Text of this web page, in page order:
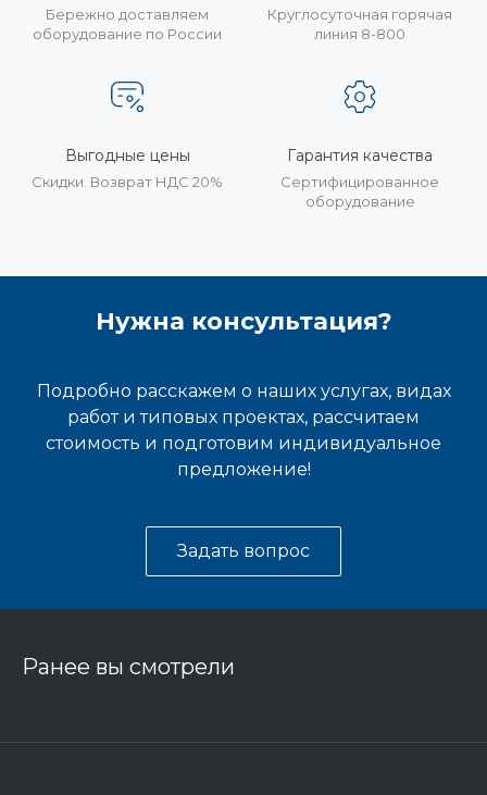
Бережно доставляем
оборудование по России
Круглосуточная горячая
линия 8-800
Выгодные цены
Скидки. Возврат НДС 20%
Гарантия качества
Сертифицированное
оборудование
Нужна консультация?
Подробно расскажем о наших услугах, видах
работ и типовых проектах, рассчитаем
стоимость и подготовим индивидуальное
предложение!
Задать вопрос
Ранее вы смотрели